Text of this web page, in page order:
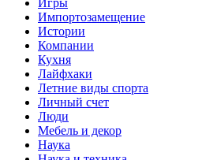
Импортозамещение
Истории
Компании
Кухня
Лайфхаки
Летние виды спорта
Личный счет
Люди
Мебель и декор
Наука